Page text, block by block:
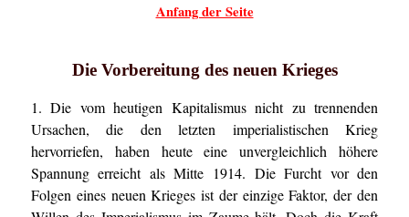
Anfang der Seite
Die Vorbereitung des neuen Krieges
1. Die vom heutigen Kapitalismus nicht zu trennenden
Ursachen, die den letzten imperialistischen Krieg
hervorriefen, haben heute eine unvergleichlich höhere
Spannung erreicht als Mitte 1914. Die Furcht vor den
Folgen eines neuen Krieges ist der einzige Faktor, der den